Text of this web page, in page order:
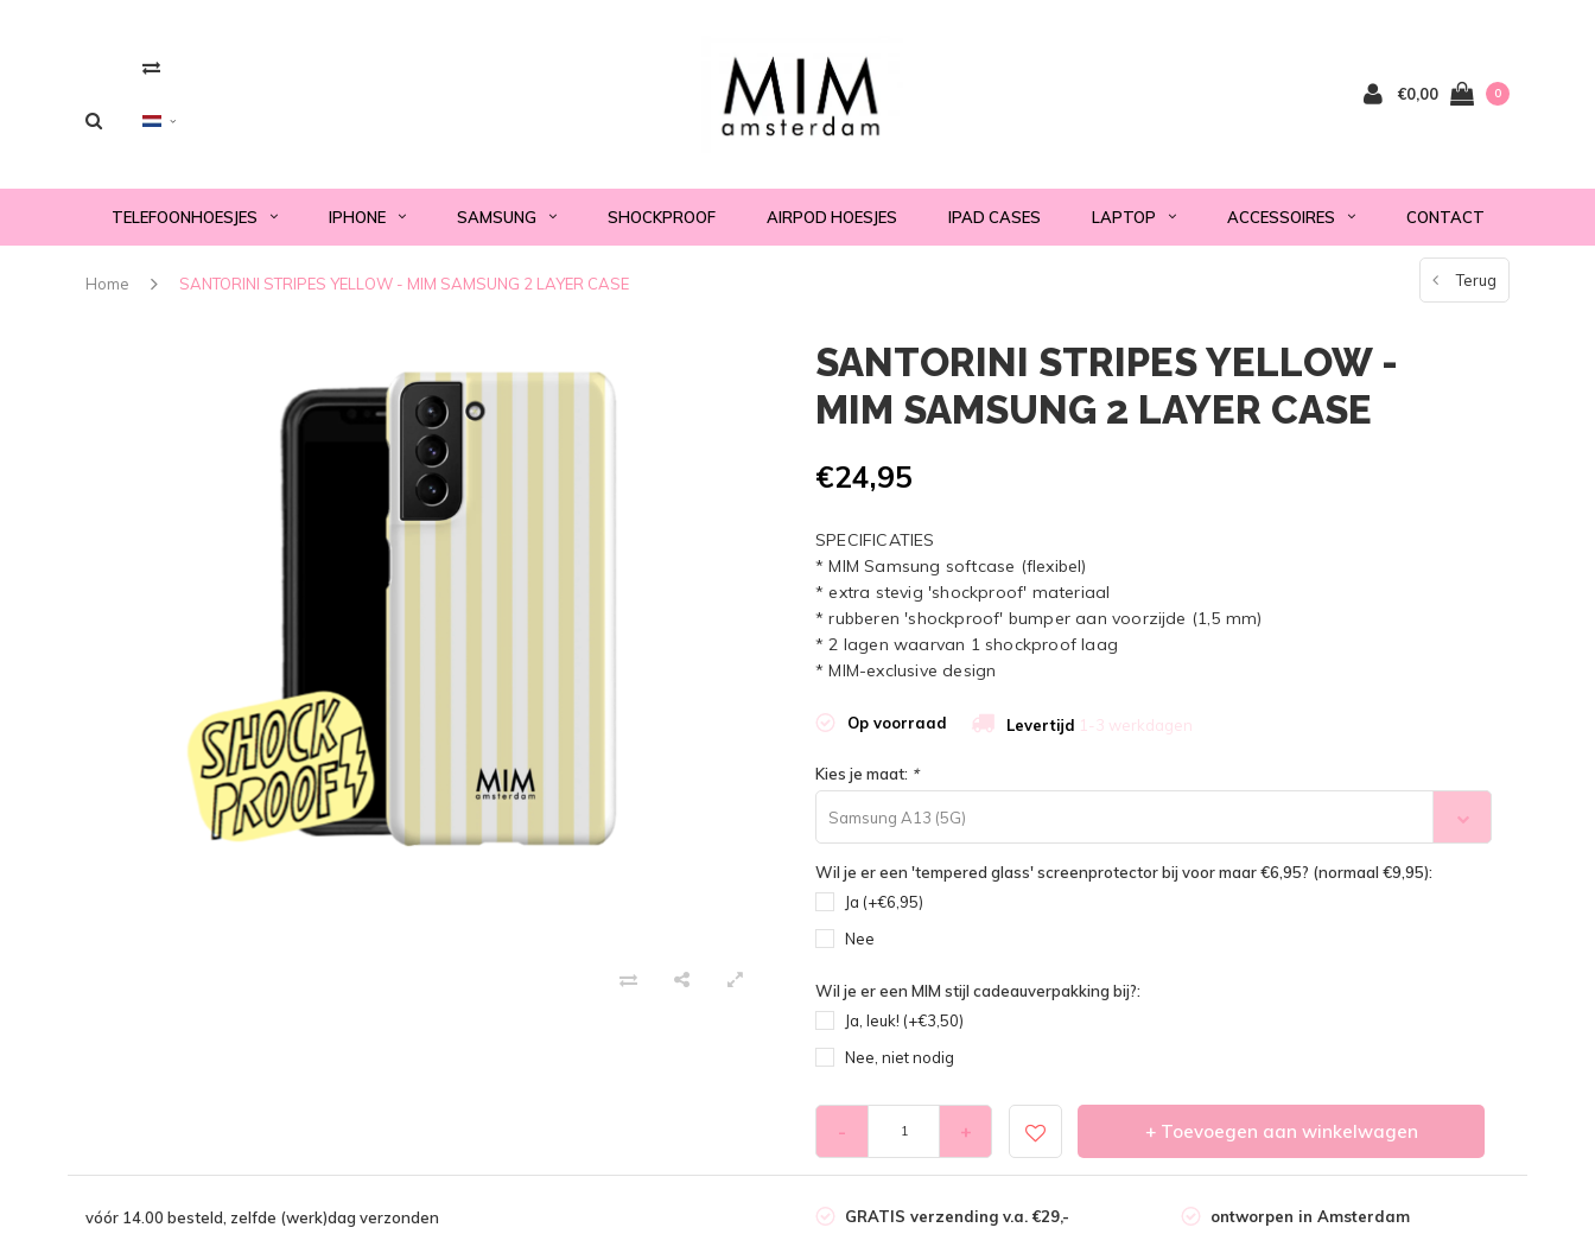
€0,00 0
TELEFOONHOESJES IPHONE SAMSUNG SHOCKPROOF AIRPOD HOESJES IPAD CASES LAPTOP ACCESSOIRES CONTACT
Home SANTORINI STRIPES YELLOW - MIM SAMSUNG 2 LAYER CASE Terug
SANTORINI STRIPES YELLOW -
MIM SAMSUNG 2 LAYER CASE
€24,95
SPECIFICATIES
* MIM Samsung softcase (flexibel)
* extra stevig 'shockproof' materiaal
* rubberen 'shockproof' bumper aan voorzijde (1,5 mm)
* 2 lagen waarvan 1 shockproof laag
* MIM-exclusive design
Op voorraad Levertijd 1-3 werkdagen
Kies je maat: *
Samsung A13 (5G)
Wil je er een 'tempered glass' screenprotector bij voor maar €6,95? (normaal €9,95):
Ja (+€6,95)
Nee
Wil je er een MIM stijl cadeauverpakking bij?:
Ja, leuk! (+€3,50)
Nee, niet nodig
- + + Toevoegen aan winkelwagen
vóór 14.00 besteld, zelfde (werk)dag verzonden GRATIS verzending v.a. €29,- ontworpen in Amsterdam